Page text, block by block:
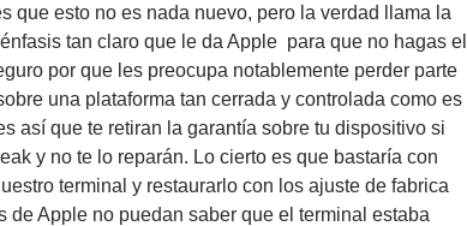
que esto no es nada nuevo, pero la verdad llama la
tan claro que le da Apple para que no hagas el
por que les preocupa notablemente perder parte
una plataforma tan cerrada y controlada como es
así que te retiran la garantía sobre tu dispositivo si
y no te lo reparán. Lo cierto es que bastaría con
terminal y restaurarlo con los ajuste de fabrica
de Apple no puedan saber que el terminal estaba